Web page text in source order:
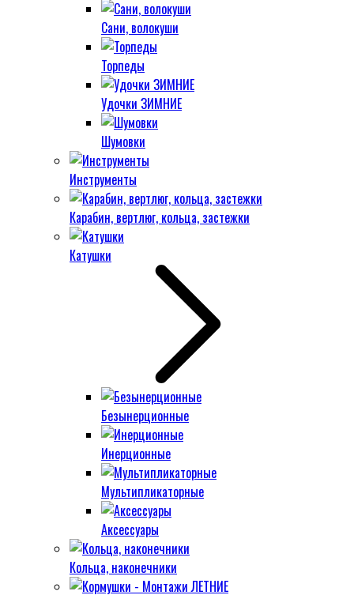
Сани, волокуши
Торпеды
Удочки ЗИМНИЕ
Шумовки
Инструменты
Карабин, вертлюг, кольца, застежки
Катушки
Безынерционные
Инерционные
Мультипликаторные
Аксессуары
Кольца, наконечники